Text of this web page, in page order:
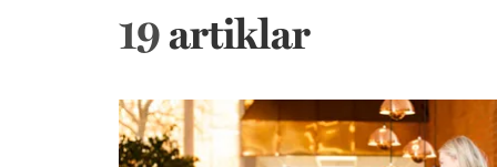
19 artiklar
Arbetsplatsens betydelse för vår hälsa har